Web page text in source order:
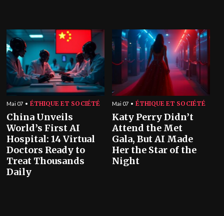
Mai 07 ÉTHIQUE ET SOCIÉTÉ
China Unveils
World’s First AI
Hospital: 14 Virtual
Doctors Ready to
Treat Thousands
Daily
Mai 07 ÉTHIQUE ET SOCIÉTÉ
Katy Perry Didn’t
Attend the Met
Gala, But AI Made
Her the Star of the
Night